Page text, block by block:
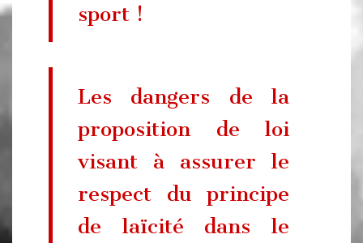
sport !
Les dangers de la
proposition de loi
visant à assurer le
respect du principe
de laïcité dans le